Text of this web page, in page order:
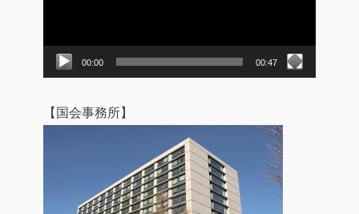
00:00 00:47
【国会事務所】